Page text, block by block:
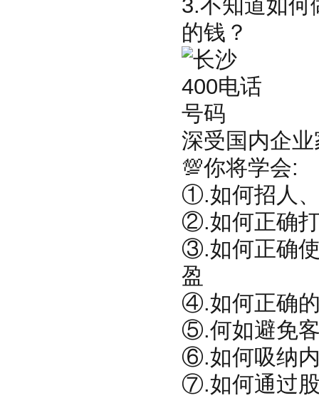
3.不知道如何
的钱？
深受国内企
💯你将学会:
①.如何招人
②.如何正确
③.如何正确
盈
④.如何正确
⑤.何如‬‬避免
⑥.如何吸纳
⑦.如何通过